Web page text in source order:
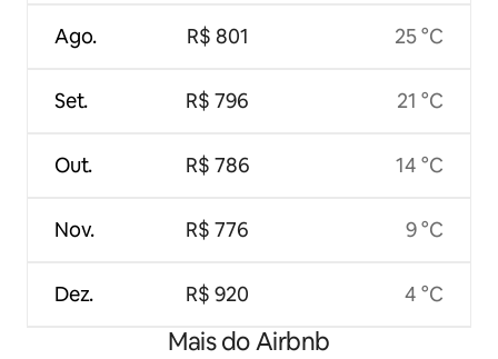
Ago.
Set.
Out.
Nov.
Dez.
R$ 801
R$ 796
R$ 786
R$ 776
R$ 920
25 °C
21 °C
14 °C
9 °C
4 °C
Mais do Airbnb